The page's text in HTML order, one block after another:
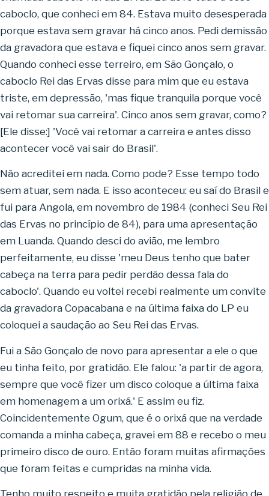
caboclo, que conheci em 84. Estava muito desesperada
porque estava sem gravar há cinco anos. Pedi demissão
da gravadora que estava e fiquei cinco anos sem gravar.
Quando conheci esse terreiro, em São Gonçalo, o
caboclo Rei das Ervas disse para mim que eu estava
triste, em depressão, 'mas fique tranquila porque você
vai retomar sua carreira'. Cinco anos sem gravar, como?
[Ele disse:] 'Você vai retomar a carreira e antes disso
acontecer você vai sair do Brasil'.
Não acreditei em nada. Como pode? Esse tempo todo
sem atuar, sem nada. E isso aconteceu: eu saí do Brasil e
fui para Angola, em novembro de 1984 (conheci Seu Rei
das Ervas no princípio de 84), para uma apresentação
em Luanda. Quando desci do avião, me lembro
perfeitamente, eu disse 'meu Deus tenho que bater
cabeça na terra para pedir perdão dessa fala do
caboclo'. Quando eu voltei recebi realmente um convite
da gravadora Copacabana e na última faixa do LP eu
coloquei a saudação ao Seu Rei das Ervas.
Fui a São Gonçalo de novo para apresentar a ele o que
eu tinha feito, por gratidão. Ele falou: 'a partir de agora,
sempre que você fizer um disco coloque a última faixa
em homenagem a um orixá.' E assim eu fiz.
Coincidentemente Ogum, que é o orixá que na verdade
comanda a minha cabeça, gravei em 88 e recebo o meu
primeiro disco de ouro. Então foram muitas afirmações
que foram feitas e cumpridas na minha vida.